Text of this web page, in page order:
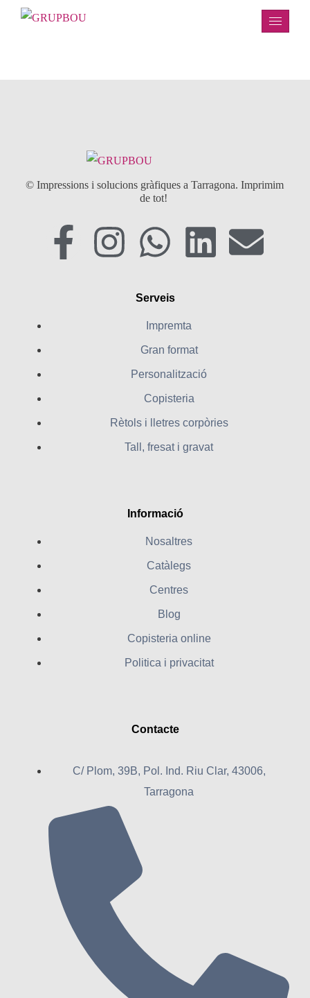
© Impressions i solucions gràfiques a Tarragona. Imprimim
de tot!
Serveis
Impremta
Gran format
Personalització
Copisteria
Rètols i lletres corpòries
Tall, fresat i gravat
Informació
Nosaltres
Catàlegs
Centres
Blog
Copisteria online
Politica i privacitat
Contacte
C/ Plom, 39B, Pol. Ind. Riu Clar, 43006,
Tarragona